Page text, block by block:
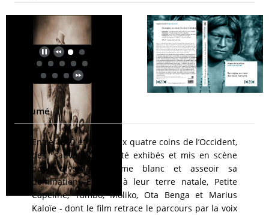
Résumé
Entre 1810 et 1940, aux quatre coins de l’Occident,
des "sauvages" ont été exhibés et mis en scène
pour divertir l'homme blanc et asseoir sa
domination. Enlevés à leur terre natale, Petite
Capeline, Tambo, Moliko, Ota Benga et Marius
Kaloïe - dont le film retrace le parcours par la voix